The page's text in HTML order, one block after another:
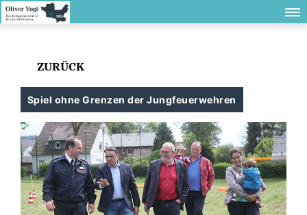
ZURÜCK
Spiel ohne Grenzen der Jungfeuerwehren